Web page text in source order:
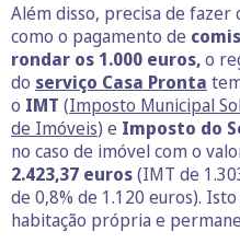
Além disso, precisa de fazer
como o pagamento de
rondar os 1.000 euros,o
do serviço Casa Pronta
o IMT (Imposto Municipal
de Imóveis) e Imposto do
no caso de imóvel com o
2.423,37 euros(IMT de
de 0,8% de 1.120 euros).
habitação própria e